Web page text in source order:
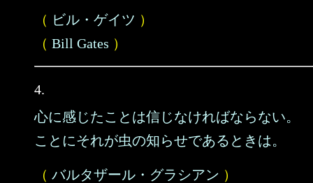
（ ビル・ゲイツ ）
（ Bill Gates ）
4.
心に感じたことは信じなければならない。
ことにそれが虫の知らせであるときは。
（ バルタザール・グラシアン ）